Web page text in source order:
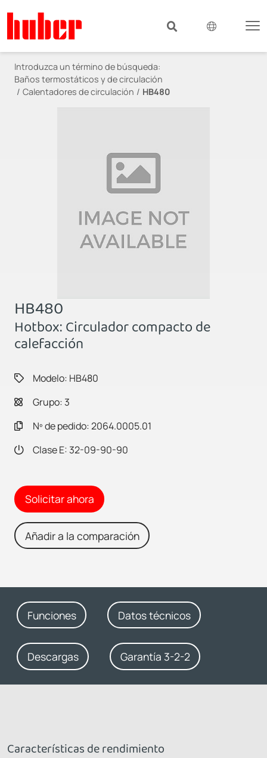
Introduzca un término de búsqueda:
Baños termostáticos y de circulación
Calentadores de circulación
HB480
HB480
Hotbox: Circulador compacto de
calefacción
Modelo: HB480
Grupo: 3
Nº de pedido: 2064.0005.01
Clase E: 32-09-90-90
Solicitar ahora
Añadir a la comparación
Funciones Datos técnicos
Descargas Garantía 3-2-2
Características de rendimiento